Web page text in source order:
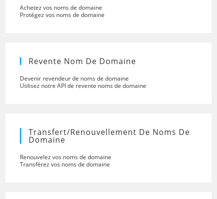
Achetez vos noms de domaine
Protégez vos noms de domaine
Revente Nom De Domaine
Devenir revendeur de noms de domaine
Utilisez notre API de revente noms de domaine
Transfert/renouvellement De Noms De
Domaine
Renouvelez vos noms de domaine
Transférez vos noms de domaine